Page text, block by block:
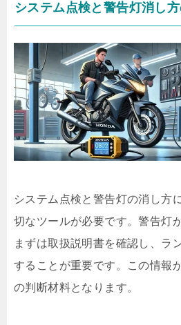
システム点検と警告灯消し
システム点検と警告灯の消し方
切なツールが必要です。警告灯
まずは取扱説明書を確認し、ラ
することが重要です。この情報
の判断材料となります。